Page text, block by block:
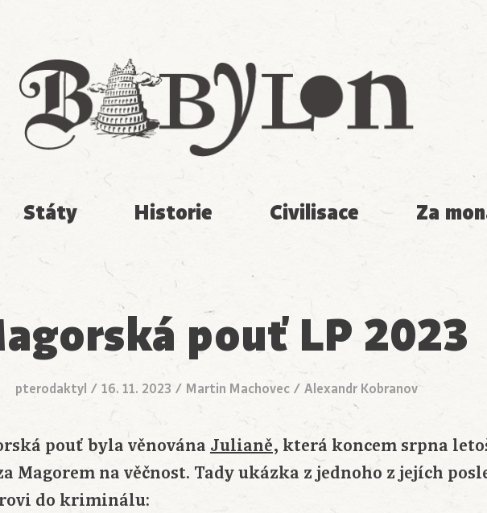
Babylon
Státy Historie Civilisace Za
pouť LP 2023
pterodaktyl / 16. 11. 2023 / Martin Machovec / Alexandr Kobranov
pouť byla věnována Julianě, která koncem srpna
Magorem na věčnost. Tady ukázka z jednoho z jejích
do kriminálu: